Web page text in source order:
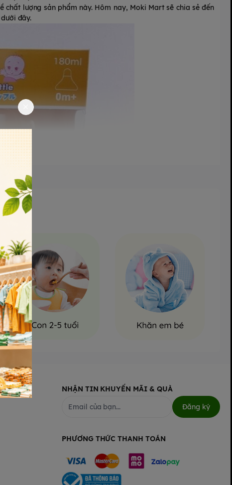
chất lượng sản phẩm này. Hôm nay, Moki Martsẽ chia sẻ đến
đây.
Kichi
trong những thương hiệu nổi tiếng hàng đầu tại Nhật Bản,
sản phẩm của Kichilachi được phân phối trên thị trường đều
sức khỏe của bé.
NHẬN TIN KHUYẾN MÃI & QUÀ
Đăng ký
PHƯƠNG THỨC THANH TOÁN